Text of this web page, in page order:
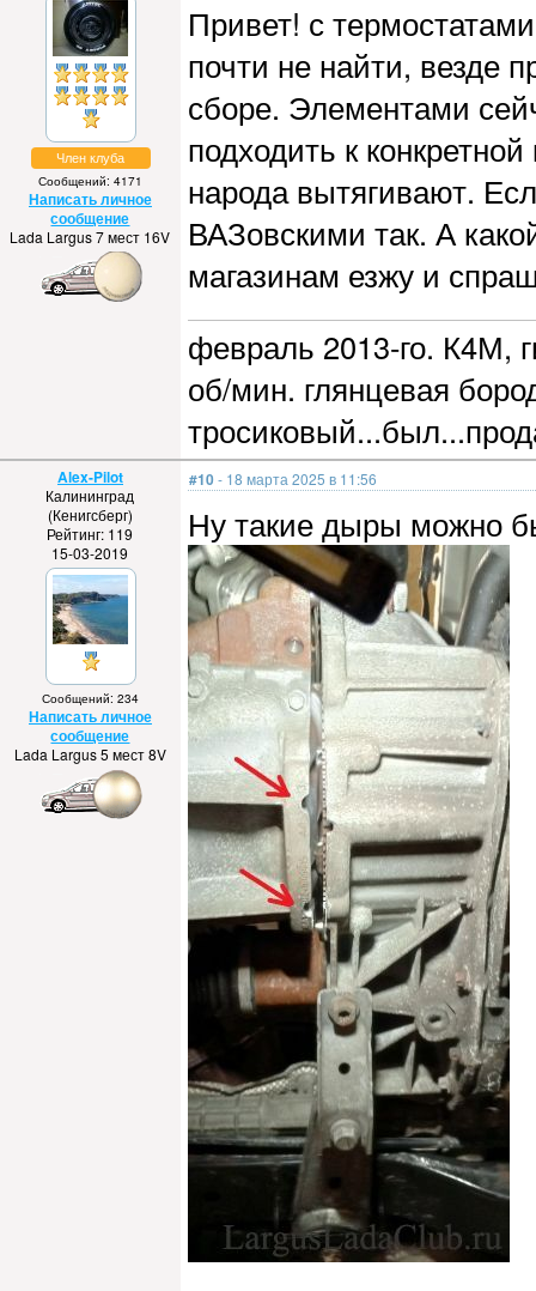
Член клуба
Сообщений: 4171
Написать личное
сообщение
Lada Largus 7 мест 16V
Привет! с
почти не найти, везде
сборе. Элементами
подходить к
народа вытягивают.
ВАЗовскими так. А
магазинам езжу и
февраль 2013-го. К4М,
об/мин. глянцевая
Alex-Pilot
Калининград
(Кенигсберг)
Рейтинг: 119
15-03-2019
Сообщений: 234
Написать личное
сообщение
Lada Largus 5 мест 8V
#10- 18 марта 2025 в 11:56
Ну такие дыры можно